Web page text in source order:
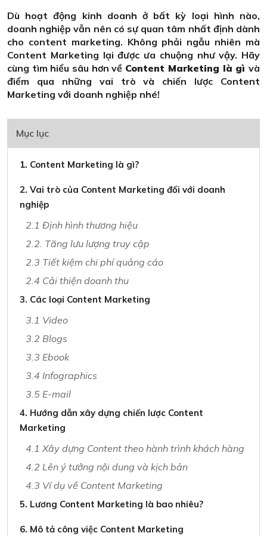
Dù hoạt động kinh doanh ở bất kỳ loại hình nào,
doanh nghiệp vẫn nên có sự quan tâm nhất định dành
cho content marketing. Không phải ngẫu nhiên mà
Content Marketing lại được ưa chuộng như vậy. Hãy
cùng tìm hiểu sâu hơn về Content Marketing là gìvà
điểm qua những vai trò và chiến lược Content
Marketing với doanh nghiệp nhé!
Mục lục
1. Content Marketing là gì?
2. Vai trò của Content Marketing đối với doanh
nghiệp
2.1 Định hình thương hiệu
2.2. Tăng lưu lượng truy cập
2.3 Tiết kiệm chi phí quảng cáo
2.4 Cải thiện doanh thu
3. Các loại Content Marketing
3.1 Video
3.2 Blogs
3.3 Ebook
3.4 Infographics
3.5 E-mail
4. Hướng dẫn xây dựng chiến lược Content
Marketing
4.1 Xây dựng Content theo hành trình khách hàng
4.2 Lên ý tưởng nội dung và kịch bản
4.3 Ví dụ về Content Marketing
5. Lương Content Marketing là bao nhiêu?
6. Mô tả công việc Content Marketing